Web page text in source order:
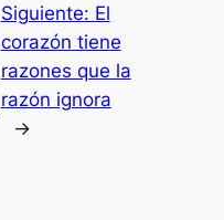
Siguiente: El
corazón tiene
razones que la
razón ignora
→